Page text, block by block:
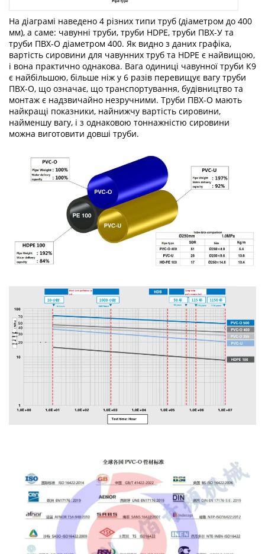
На діаграмі наведено 4 різних типи труб (діаметром до 400
мм), а саме: чавунні труби, труби HDPE, труби ПВХ-У та
труби ПВХ-О діаметром 400. Як видно з даних графіка,
вартість сировини для чавунних труб та HDPE є найвищою,
і вона практично однакова. Вага одиниці чавунної труби К9
є найбільшою, більше ніж у 6 разів перевищує вагу труби
ПВХ-О, що означає, що транспортування, будівництво та
монтаж є надзвичайно незручними. Труби ПВХ-О мають
найкращі показники, найнижчу вартість сировини,
найменшу вагу, і з однаковою тоннажністю сировини
можна виготовити довші труби.